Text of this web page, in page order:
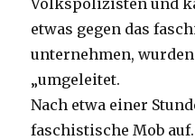
Volkspolizisten und
etwas gegen das
unternehmen,
„umgeleitet.
Nach etwa einer
faschistische Mob